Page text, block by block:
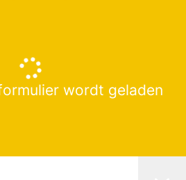
wordt geladen